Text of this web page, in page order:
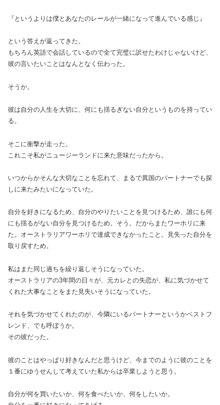
『というよりは僕とあなたのレールが一緒になって進んでいる感じ』
という答えが返ってきた。
もちろん英語で会話しているので全て完璧に訳せたわけじゃないけど、
彼の言いたいことはなんとなく伝わった。
そうか。
彼は自分の人生を大切に、何にも揺るぎない自分というものを持ってい
る。
そこに衝撃が走った。
これこそ私がニュージーランドに来た意味だったから。
いつからかそんな大切なことを忘れて、まるで異国のパートナーでも探
しに来たみたいになっていた。
自分を好きになるため、自分のやりたいことを見つけるため、誰にも何
にも揺るがない自分を見つけるため。そう。だからまたワーホリに来
た。オーストラリアワーホリで達成できなかったこと。見失った自分を
取り戻すため。
私はまた同じ過ちを繰り返しそうになっていた。
オーストラリアの3年間の日々が、元カレとの失恋が、私に気づかせて
くれた大事なことをまた見失いそうになっていた。
それを気づかせてくれたのが、今隣にいるパートナーというかベストフ
レンド、でも呼ぼうか。
その彼だった。
彼のことはやっぱり好きなんだと思うけど、今までのように彼のことを
１番にゆうせんして考えていた私からは卒業しようと思う。
自分が何を買いたいか、何を食べたいか、何をしたいか。